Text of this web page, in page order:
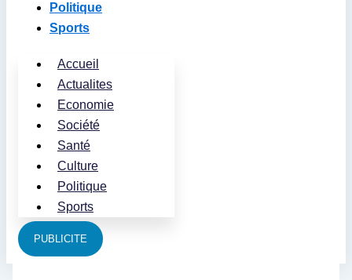
Politique
Sports
Accueil
Actualites
Economie
Société
Santé
Culture
Politique
Sports
PUBLICITE